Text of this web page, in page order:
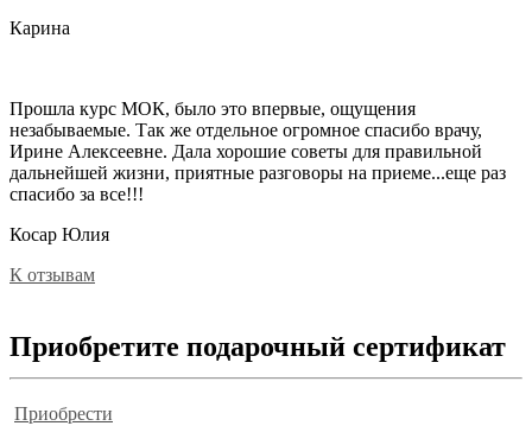
Карина
Прошла курс МОК, было это впервые, ощущения
незабываемые. Так же отдельное огромное спасибо врачу,
Ирине Алексеевне. Дала хорошие советы для правильной
дальнейшей жизни, приятные разговоры на приеме...еще раз
спасибо за все!!!
Косар Юлия
К отзывам
Приобретите подарочный сертификат
Приобрести